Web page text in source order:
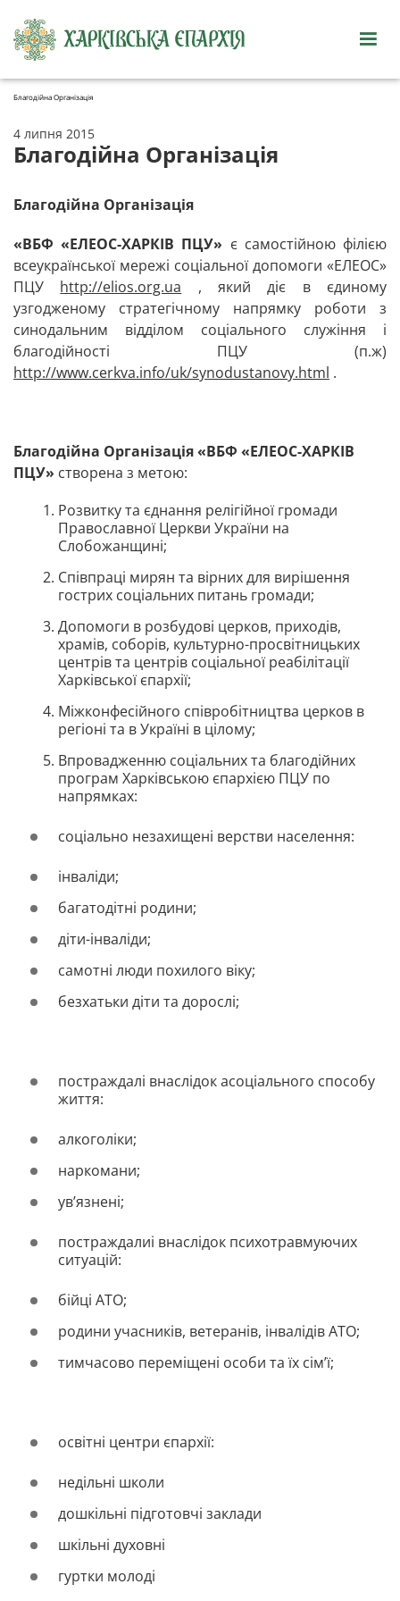
Благодійна Організація
4 липня 2015
Благодійна Організація
Благодійна Організація
«ВБФ «ЕЛЕОС-ХАРКІВ ПЦУ» є самостійною філією
всеукраїнської мережі соціальної допомоги «ЕЛЕОС»
ПЦУ http://elios.org.ua , який діє в єдиному
узгодженому стратегічному напрямку роботи з
синодальним відділом соціального служіння і
благодійності ПЦУ (п.ж)
http://www.cerkva.info/uk/synodustanovy.html .
Благодійна Організація «ВБФ «ЕЛЕОС-ХАРКІВ
ПЦУ» створена з метою:
Розвитку та єднання релігійної громади
Православної Церкви України на
Слобожанщині;
Співпраці мирян та вірних для вирішення
гострих соціальних питань громади;
Допомоги в розбудові церков, приходів,
храмів, соборів, культурно-просвітницьких
центрів та центрів соціальної реабілітації
Харківської єпархії;
Міжконфесійного співробітництва церков в
регіоні та в Україні в цілому;
Впровадженню соціальних та благодійних
програм Харківською єпархією ПЦУ по
напрямках:
соціально незахищені верстви населення:
інваліди;
багатодітні родини;
діти-інваліди;
самотні люди похилого віку;
безхатьки діти та дорослі;
постраждалі внаслідок асоціального способу
життя:
алкоголіки;
наркомани;
ув’язнені;
постраждалиі внаслідок психотравмуючих
ситуацій:
бійці АТО;
родини учасників, ветеранів, інвалідів АТО;
тимчасово переміщені особи та їх сім’ї;
освітні центри єпархії:
недільні школи
дошкільні підготовчі заклади
шкільні духовні
гуртки молоді